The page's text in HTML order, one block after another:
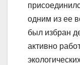
одним из ее
был избран
активно